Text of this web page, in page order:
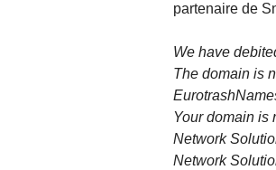
partenaire de
We have
The domain is
Your domain is
Network
Network